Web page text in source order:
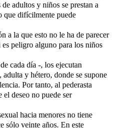
adultos y niños se prestan a
que difícilmente puede
a la que esto no le ha de parecer
peligro alguno para los niños
cada día -, los ejecutan
y hétero, donde se supone
Por tanto, al pederasta
deseo no puede ser
hacia menores no tiene
sólo veinte años. En este